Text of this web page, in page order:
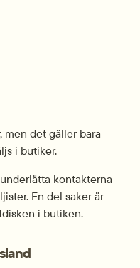
men det gäller bara
i butiker.
kontakterna
En del saker är
i butiken.